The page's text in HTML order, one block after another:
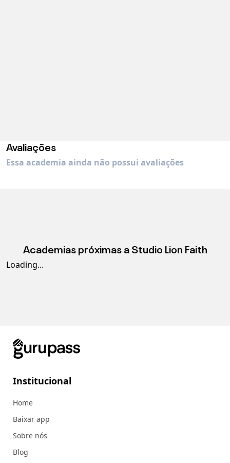
Avaliações
Essa academia ainda não possui avaliações
Academias próximas a Studio Lion Faith
Loading...
Institucional
Home
Baixar app
Sobre nós
Blog